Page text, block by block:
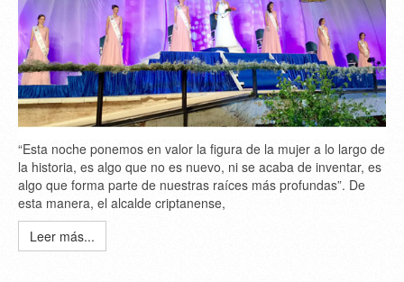
“Esta noche ponemos en valor la figura de la mujer a lo largo de
la historia, es algo que no es nuevo, ni se acaba de inventar, es
algo que forma parte de nuestras raíces más profundas”. De
esta manera, el alcalde criptanense,
Leer más...